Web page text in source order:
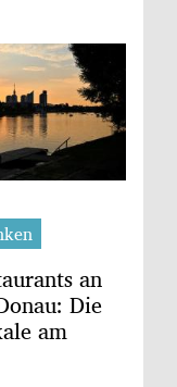
an
Die
am